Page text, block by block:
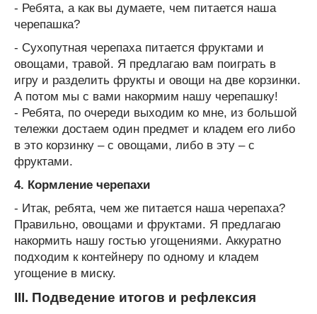
- Ребята, а как вы думаете, чем питается наша
черепашка?
- Сухопутная черепаха питается фруктами и
овощами, травой. Я предлагаю вам поиграть в
игру и разделить фрукты и овощи на две корзинки.
А потом мы с вами накормим нашу черепашку!
- Ребята, по очереди выходим ко мне, из большой
тележки достаем один предмет и кладем его либо
в это корзинку – с овощами, либо в эту – с
фруктами.
4. Кормление черепахи
- Итак, ребята, чем же питается наша черепаха?
Правильно, овощами и фруктами. Я предлагаю
накормить нашу гостью угощениями. Аккуратно
подходим к контейнеру по одному и кладем
угощение в миску.
III. Подведение итогов и рефлексия